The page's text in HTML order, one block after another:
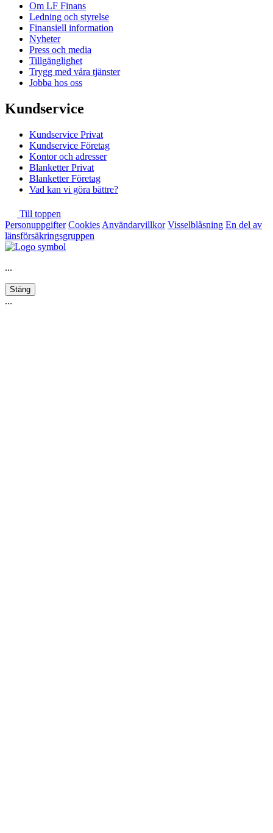
Om LF Finans
Ledning och styrelse
Finansiell information
Nyheter
Press och media
Tillgänglighet
Trygg med våra tjänster
Jobba hos oss
Kundservice
Kundservice Privat
Kundservice Företag
Kontor och adresser
Blanketter Privat
Blanketter Företag
Vad kan vi göra bättre?
Till toppen
Personuppgifter Cookies Användarvillkor Visselblåsning En del av
länsförsäkringsgruppen
...
Stäng
...